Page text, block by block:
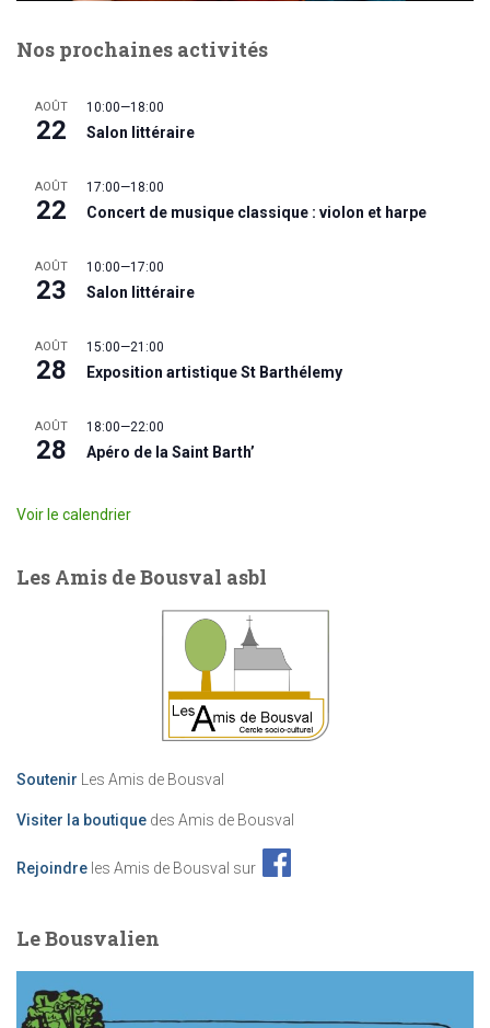
Nos prochaines activités
AOÛT
22
10:00—18:00
Salon littéraire
AOÛT
22
17:00—18:00
Concert de musique classique : violon et harpe
AOÛT
23
10:00—17:00
Salon littéraire
AOÛT
28
15:00—21:00
Exposition artistique St Barthélemy
AOÛT
28
18:00—22:00
Apéro de la Saint Barth’
Voir le calendrier
Les Amis de Bousval asbl
Soutenir Les Amis de Bousval
Visiter la boutique des Amis de Bousval
Rejoindre les Amis de Bousval sur
Le Bousvalien